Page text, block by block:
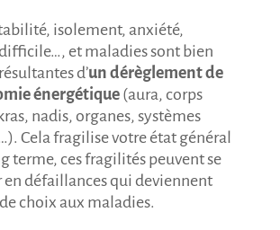
isolement, anxiété,
et maladies sont bien
d’un dérèglement de
énergétique(aura, corps
nadis, organes, systèmes
Cela fragilise votre état général
terme, ces fragilités peuvent se
défaillances qui deviennent
choix aux maladies.